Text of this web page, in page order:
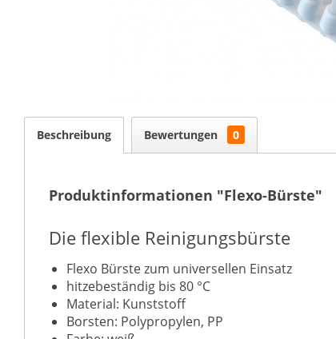
Beschreibung Bewertungen 0
Produktinformationen "Flexo-Bürste"
Die flexible Reinigungsbürste
Flexo Bürste zum universellen Einsatz
hitzebeständig bis 80 °C
Material: Kunststoff
Borsten: Polypropylen, PP